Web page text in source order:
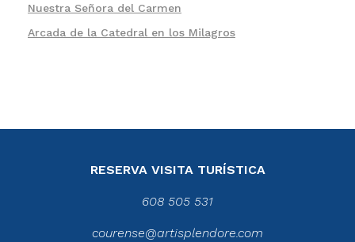
Nuestra Señora del Carmen
Arcada de la Catedral en los Milagros
RESERVA VISITA TURÍSTICA
608 505 531
courense@artisplendore.com